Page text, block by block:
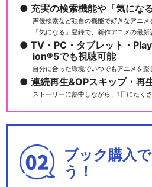
充実の検索機能や「気にな
声優検索など独自の機能で好きなアニメ
「気になる」登録で、新作アニメの最
TV・PC・タブレット・
ion®5でも視聴可能
自分に合った環境でいつでもアニメを楽
連続再生&OPスキップ・再
ストーリーに熱中しながら、1日にたく
ブック購入
う！